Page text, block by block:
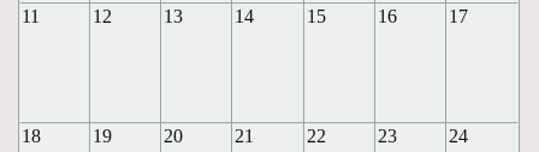
11 12 13 14 15 16 17
18 19 20 21 22 23 24